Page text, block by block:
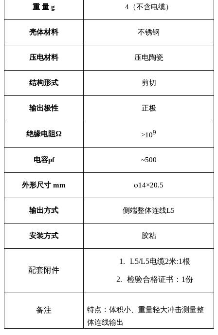
重 量 g 4（不含电缆）
壳体材料 不锈钢
压电材料 压电陶瓷
结构形式 剪切
输出极性 正极
绝缘电阻Ω >109
电容pf ~500
外形尺寸 mm φ14×20.5
输出方式 侧端整体连线L5
安装方式 胶粘
配套附件
1. L5/L5电缆2米:1根
2. 检验合格证书：1份
备注
特点：体积小、重量轻大冲击测量整
体连线输出